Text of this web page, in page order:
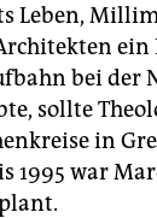
Leben,
ein
bei der
sollte
in
1995 war